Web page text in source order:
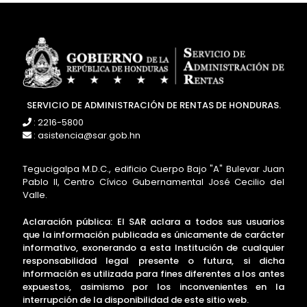
SERVICIO DE ADMINISTRACIÓN DE RENTAS DE HONDURAS.
: 2216-5800
: asistencia@sar.gob.hn
Tegucigalpa M.D.C., edificio Cuerpo Bajo "A" Bulevar Juan
Pablo II, Centro Cívico Gubernamental José Cecilio del
Valle.
Aclaración pública: El SAR aclara a todos sus usuarios
que la información publicada es únicamente de carácter
informativo, exonerando a esta Institución de cualquier
responsabilidad legal presente o futura, si dicha
información es utilizada para fines diferentes a los antes
expuestos, asimismo por los inconvenientes en la
interrupción de la disponibilidad de este sitio web.